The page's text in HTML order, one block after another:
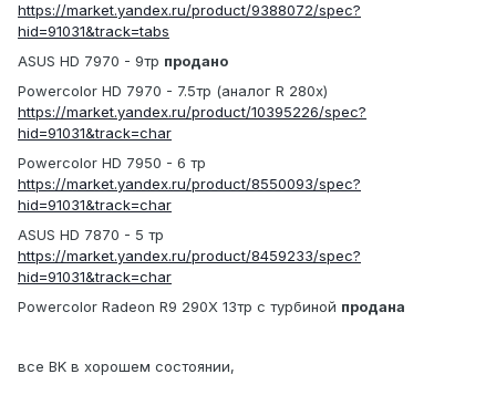
https://market.yandex.ru/product/9388072/spec?
hid=91031&track=tabs
ASUS HD 7970 - 9тр продано
Powercolor HD 7970 - 7.5тр (аналог R 280x)
https://market.yandex.ru/product/10395226/spec?
hid=91031&track=char
Powercolor HD 7950 - 6 тр
https://market.yandex.ru/product/8550093/spec?
hid=91031&track=char
ASUS HD 7870 - 5 тр
https://market.yandex.ru/product/8459233/spec?
hid=91031&track=char
Powercolor Radeon R9 290X 13тр с турбиной продана
все ВK в хорошем состоянии,